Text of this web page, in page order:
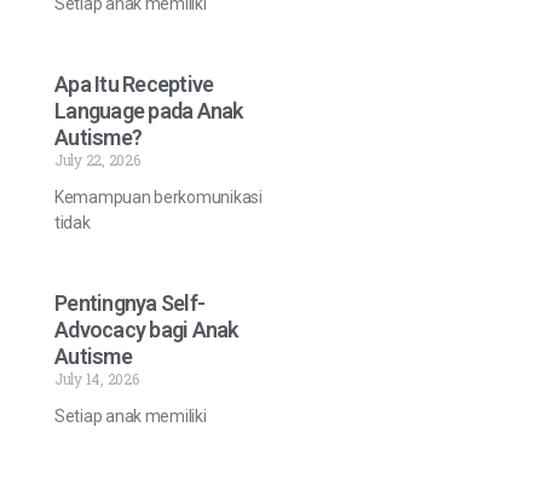
Setiap anak memiliki
Apa Itu Receptive
Language pada Anak
Autisme?
July 22, 2026
Kemampuan berkomunikasi
tidak
Pentingnya Self-
Advocacy bagi Anak
Autisme
July 14, 2026
Setiap anak memiliki